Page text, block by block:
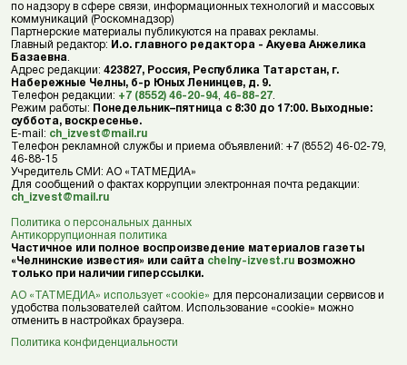
по надзору в сфере связи, информационных технологий и массовых
коммуникаций (Роскомнадзор)
Партнерские материалы публикуются на правах рекламы.
Главный редактор: И.о. главного редактора - Акуева Анжелика
Базаевна
Адрес редакции: 423827, Россия, Республика Татарстан, г.
Набережные Челны, б-р Юных Ленинцев, д. 9.
Телефон редакции: +7 (8552) 46-20-94 46-88-27
Режим работы: Понедельник–пятница с 8:30 до 17:00. Выходные:
суббота, воскресенье.
E-mail: ch_izvest@mail.ru
Телефон рекламной службы и приема объявлений: +7 (8552) 46-02-79,
46-88-15
Учредитель СМИ: АО «ТАТМЕДИА»
Для сообщений о фактах коррупции электронная почта редакции:
ch_izvest@mail.ru
Политика о персональных данных
Антикоррупционная политика
Частичное или полное воспроизведение материалов газеты
«Челнинские известия» или сайта chelny-izvest.ru возможно
только при наличии гиперссылки.
АО «ТАТМЕДИА» использует «cookie» для персонализации сервисов и
удобства пользователей сайтом. Использование «cookie» можно
отменить в настройках браузера.
Политика конфиденциальности